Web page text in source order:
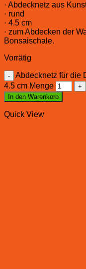
· Abdecknetz aus
· rund
· 4.5 cm
· zum Abdecken der
Bonsaischale.
Vorrätig
Abdecknetz für die
4.5 cm Menge
In den Warenkorb
Quick View